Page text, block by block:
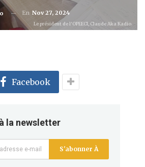
En Nov 27, 2024
Le président de l'OPEECI, Claude Aka Kadio.
Facebook
la newsletter
S'abonner À